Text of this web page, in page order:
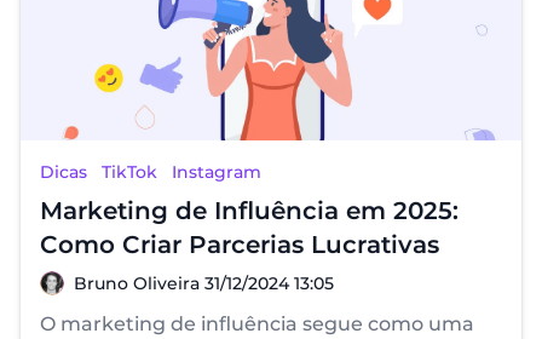
Dicas TikTok Instagram
Marketing de Influência em 2025:
Como Criar Parcerias Lucrativas
Bruno Oliveira
Bruno Oliveira 31/12/2024 13:05
O marketing de influência segue como uma